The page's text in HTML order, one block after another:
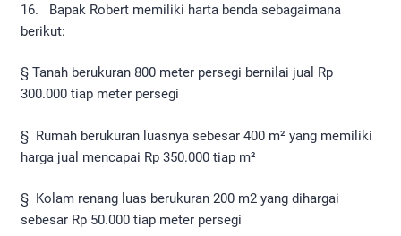
16. Bapak Robert memiliki harta benda sebagaimana
berikut:
§ Tanah berukuran 800 meter persegi bernilai jual Rp
300.000 tiap meter persegi
§ Rumah berukuran luasnya sebesar 400 m² yang memiliki
harga jual mencapai Rp 350.000 tiap m²
§ Kolam renang luas berukuran 200 m2 yang dihargai
sebesar Rp 50.000 tiap meter persegi